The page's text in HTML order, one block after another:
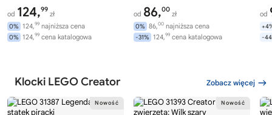
od 124,99
zł
0% 124,99 najniższa cena
0% 124,99 cena katalogowa
od 86,00
zł
0% 86,00 najniższa cena
-31% 124,99 cena katalogowa
od
-
Klocki LEGO Creator Zobacz więcej